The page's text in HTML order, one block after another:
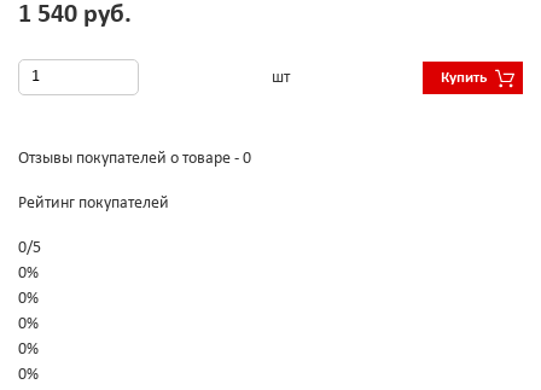
1 540 руб.
шт Купить
Отзывы покупателей о товаре - 0
Рейтинг покупателей
0/5
0%
0%
0%
0%
0%